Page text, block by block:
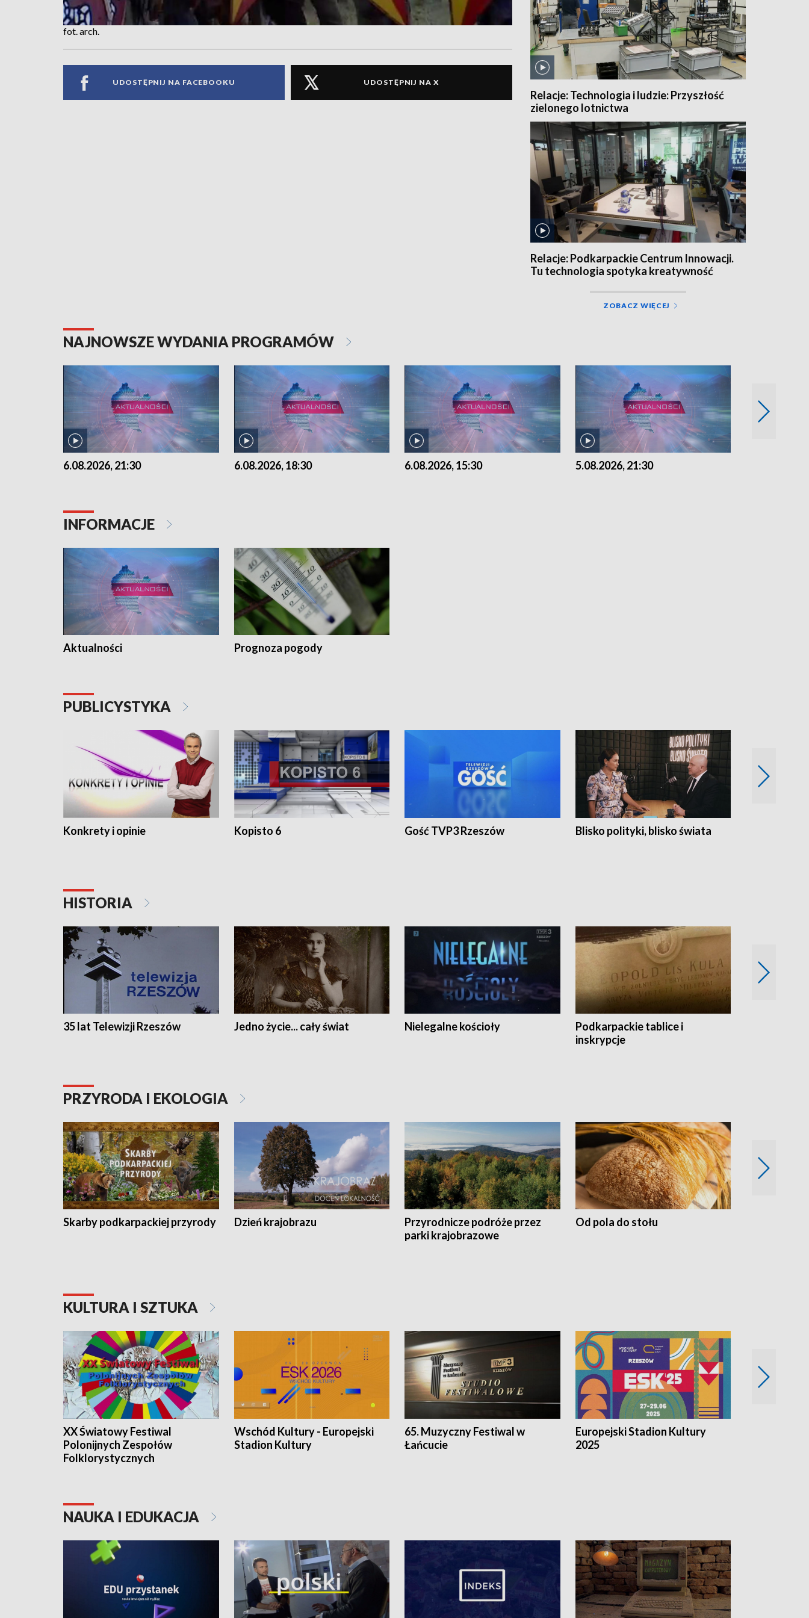
fot. arch.
UDOSTĘPNIJ NA FACEBOOKU UDOSTĘPNIJ NA X
Relacje: Technologia i ludzie: Przyszłość
zielonego lotnictwa
Relacje: Podkarpackie Centrum Innowacji.
Tu technologia spotyka kreatywność
ZOBACZ WIĘCEJ
NAJNOWSZE WYDANIA PROGRAMÓW
6.08.2026, 21:30 6.08.2026, 18:30 6.08.2026, 15:30 5.08.2026, 21:30
INFORMACJE
Aktualności Prognoza pogody
PUBLICYSTYKA
Konkrety i opinie Kopisto 6 Gość TVP3 Rzeszów Blisko polityki, blisko świata
HISTORIA
35 lat Telewizji Rzeszów Jedno życie... cały świat Nielegalne kościoły
Podkarpackie tablice i
inskrypcje
PRZYRODA I EKOLOGIA
Skarby podkarpackiej przyrody Dzień krajobrazu
Przyrodnicze podróże przez
parki krajobrazowe
Od pola do stołu
KULTURA I SZTUKA
XX Światowy Festiwal
Polonijnych Zespołów
Folklorystycznych
Wschód Kultury - Europejski
Stadion Kultury
65. Muzyczny Festiwal w
Łańcucie
Europejski Stadion Kultury
2025
NAUKA I EDUKACJA